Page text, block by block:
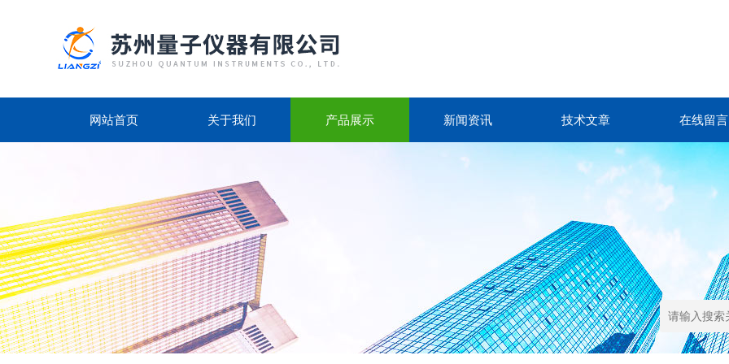
网站首页 关于我们 产品展示 新闻资讯 技术文章 在线留言